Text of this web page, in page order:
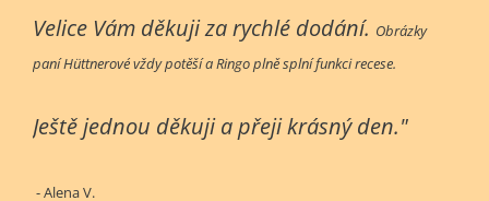
Velice Vám děkuji za rychlé dodání. Obrázky
paní Hüttnerové vždy potěší a Ringo plně splní funkci recese.
Ještě jednou děkuji a přeji krásný den."
- Alena V.